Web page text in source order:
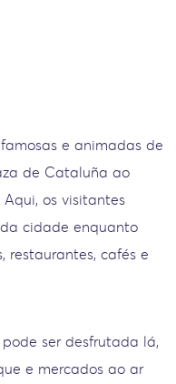
e animadas de
de Cataluña ao
os visitantes
cidade enquanto
restaurantes, cafés e
ser desfrutada lá,
e mercados ao ar